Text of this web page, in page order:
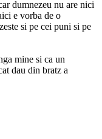
dumnezeu nu are nici
e vorba de o
si pe cei puni si pe
mine si ca un
dau din bratz a